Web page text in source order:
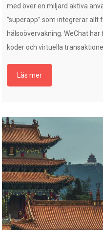
med över en miljard aktiva
”superapp” som integrerar allt
hälsoövervakning. WeChat
koder och virtuella